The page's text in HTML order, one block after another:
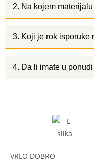
2. Na kojem
3. Koji je rok isporuke
4. Da li imate u
VRLO DOBRO